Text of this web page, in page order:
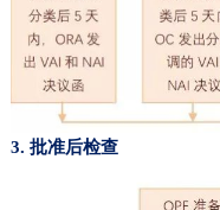
3. 批准后检查